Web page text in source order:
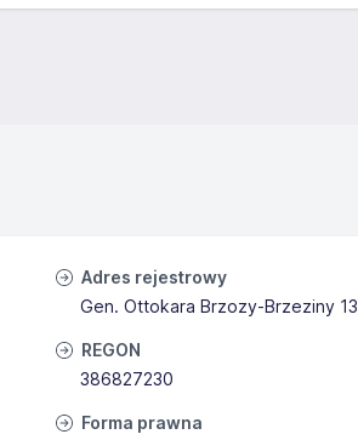
Adres rejestrowy
Gen. Ottokara Brzozy-Brzeziny
REGON
386827230
Forma prawna